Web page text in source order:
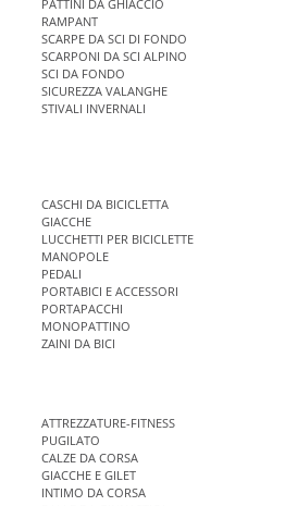
PATTINI DA GHIACCIO
RAMPANT
SCARPE DA SCI DI FONDO
SCARPONI DA SCI ALPINO
SCI DA FONDO
SICUREZZA VALANGHE
STIVALI INVERNALI
CASCHI DA BICICLETTA
GIACCHE
LUCCHETTI PER BICICLETTE
MANOPOLE
PEDALI
PORTABICI E ACCESSORI
PORTAPACCHI
MONOPATTINO
ZAINI DA BICI
ATTREZZATURE-FITNESS
PUGILATO
CALZE DA CORSA
GIACCHE E GILET
INTIMO DA CORSA